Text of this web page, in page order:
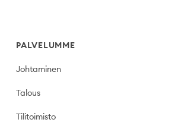
PALVELUMME
Johtaminen
Talous
Tilitoimisto